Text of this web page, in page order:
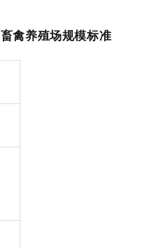
畜禽养殖场规模标准